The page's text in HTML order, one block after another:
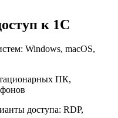
к 1С
Windows, macOS,
ПК,
доступа: RDP,